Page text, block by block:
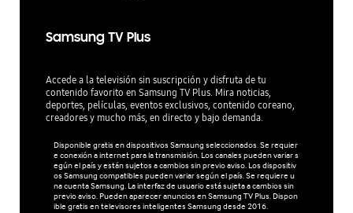
Samsung TV Plus
Accede a la televisión sin suscripción y disfruta de tu
contenido favorito en Samsung TV Plus. Mira noticias,
deportes, películas, eventos exclusivos, contenido coreano,
creadores y mucho más, en directo y bajo demanda.
Disponible gratis en dispositivos Samsung seleccionados. Se requier
e conexión a internet para la transmisión. Los canales pueden variar s
egún el país y están sujetos a cambios sin previo aviso. Los dispositiv
os Samsung compatibles pueden variar según el país. Se requiere u
na cuenta Samsung. La interfaz de usuario está sujeta a cambios sin
previo aviso. Pueden aparecer anuncios en Samsung TV Plus. Dispon
ible gratis en televisores inteligentes Samsung desde 2016.